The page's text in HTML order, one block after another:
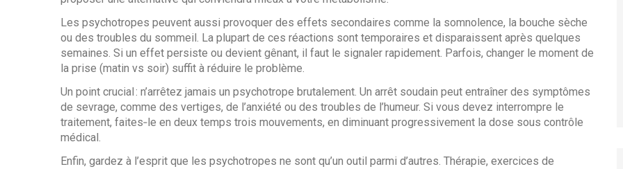
Les psychotropes peuvent aussi provoquer des effets secondaires comme la somnolence, la bouche sèche
ou des troubles du sommeil. La plupart de ces réactions sont temporaires et disparaissent après quelques
semaines. Si un effet persiste ou devient gênant, il faut le signaler rapidement. Parfois, changer le moment de
la prise (matin vs soir) suffit à réduire le problème.
Un point crucial : n’arrêtez jamais un psychotrope brutalement. Un arrêt soudain peut entraîner des symptômes
de sevrage, comme des vertiges, de l’anxiété ou des troubles de l’humeur. Si vous devez interrompre le
traitement, faites‑le en deux temps trois mouvements, en diminuant progressivement la dose sous contrôle
médical.
Enfin, gardez à l’esprit que les psychotropes ne sont qu’un outil parmi d’autres. Thérapie, exercices de